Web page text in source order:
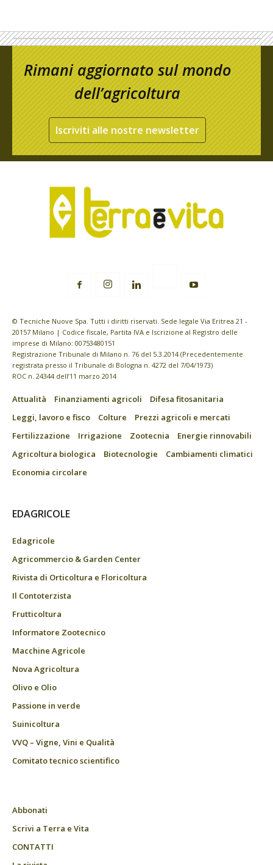
Rimani aggiornato sul mondo
dell’agricoltura
Iscriviti alle nostre newsletter
© Tecniche Nuove Spa. Tutti i diritti riservati. Sede legale Via Eritrea 21 -
20157 Milano | Codice fiscale, Partita IVA e Iscrizione al Registro delle
imprese di Milano: 00753480151
Registrazione Tribunale di Milano n. 76 del 5.3.2014 (Precedentemente
registrata presso il Tribunale di Bologna n. 4272 del 7/04/1973)
ROC n. 24344 dell’11 marzo 2014
Attualità Finanziamenti agricoli
Difesa fitosanitaria
Leggi, lavoro e fisco
Colture
Prezzi agricoli e mercati
Fertilizzazione
Irrigazione Zootecnia
Energie rinnovabili
Agricoltura biologica
Biotecnologie
Cambiamenti climatici
Economia circolare
EDAGRICOLE
Edagricole
Agricommercio & Garden Center
Rivista di Orticoltura e Floricoltura
Il Contoterzista
Frutticoltura
Informatore Zootecnico
Macchine Agricole
Nova Agricoltura
Olivo e Olio
Passione in verde
Suinicoltura
VVQ – Vigne, Vini e Qualità
Comitato tecnico scientifico
Abbonati
Scrivi a Terra e Vita
CONTATTI